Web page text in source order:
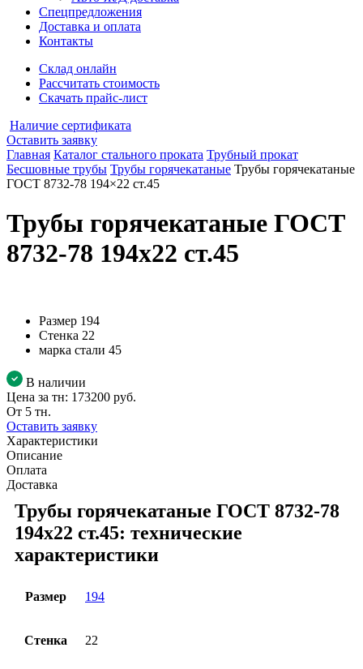
Спецпредложения
Доставка и оплата
Контакты
Склад онлайн
Рассчитать стоимость
Скачать прайс-лист
Наличие сертификата
Оставить заявку
Главная Каталог стального проката Трубный прокат
Бесшовные трубы Трубы горячекатаные Трубы горячекатаные
ГОСТ 8732-78 194×22 ст.45
Трубы горячекатаные ГОСТ
8732-78 194x22 ст.45
Размер 194
Стенка 22
марка стали 45
В наличии
Цена за тн: 173200 руб.
От 5 тн.
Оставить заявку
Характеристики
Описание
Оплата
Доставка
Трубы горячекатаные ГОСТ 8732-78
194x22 ст.45: технические
характеристики
Размер 194
Стенка 22